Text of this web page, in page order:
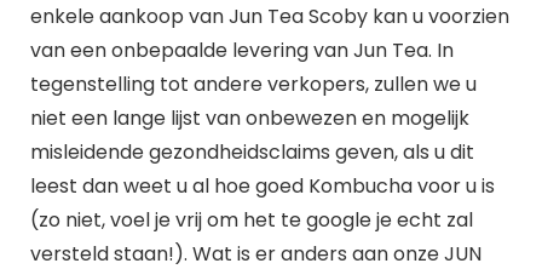
enkele aankoop van Jun Tea Scoby kan u voorzien
van een onbepaalde levering van Jun Tea. In
tegenstelling tot andere verkopers, zullen we u
niet een lange lijst van onbewezen en mogelijk
misleidende gezondheidsclaims geven, als u dit
leest dan weet u al hoe goed Kombucha voor u is
(zo niet, voel je vrij om het te google je echt zal
versteld staan!). Wat is er anders aan onze JUN